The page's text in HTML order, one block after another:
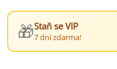
🎁Staň se VIP
7 dní zdarma!